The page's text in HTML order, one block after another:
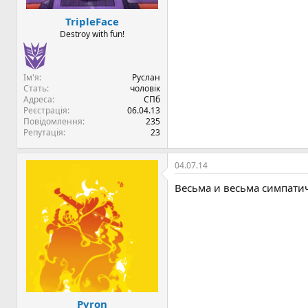
TripleFace
Destroy with fun!
Ім'я
Руслан
Стать
чоловік
Адреса
СПб
Реєстрація
06.04.13
Повідомлення
235
Репутація
23
Pyron
04.07.14
Весьма и весьма